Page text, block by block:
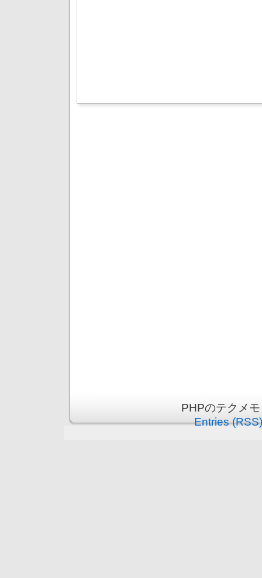
PHPのテクメ
Entries (RSS)